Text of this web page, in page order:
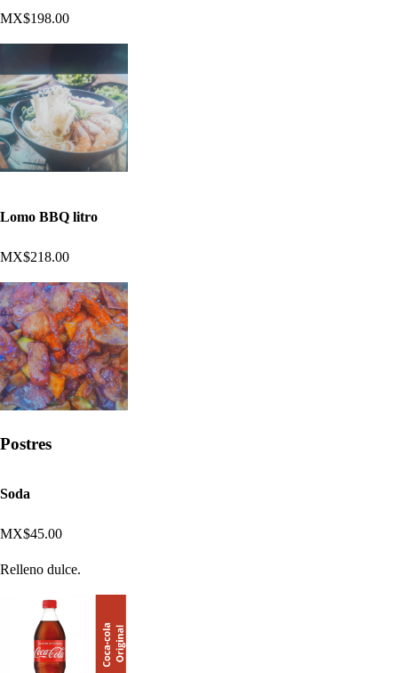
MX$198.00
Lomo BBQ litro
MX$218.00
Postres
Soda
MX$45.00
Relleno dulce.